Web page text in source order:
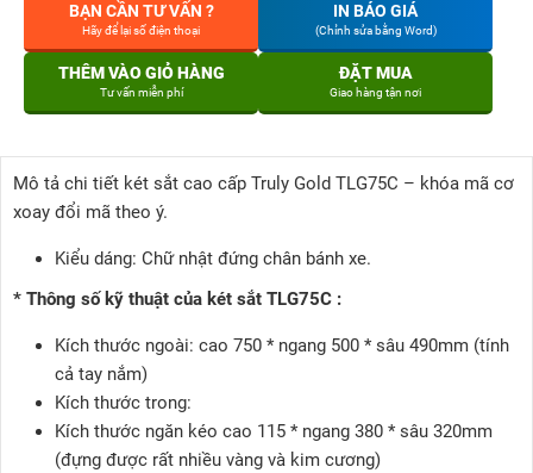
BẠN CẦN TƯ VẤN ?
Hãy để lại số điện thoại
IN BÁO GIÁ
(Chỉnh sửa bằng Word)
THÊM VÀO GIỎ HÀNG
Tư vấn miễn phí
ĐẶT MUA
Giao hàng tận nơi
Mô tả chi tiết két sắt cao cấp Truly Gold TLG75C – khóa mã cơ
xoay đổi mã theo ý.
Kiểu dáng: Chữ nhật đứng chân bánh xe.
* Thông số kỹ thuật của két sắt TLG75C :
Kích thước ngoài: cao 750 * ngang 500 * sâu 490mm (tính
cả tay nắm)
Kích thước trong:
Kích thước ngăn kéo cao 115 * ngang 380 * sâu 320mm
(đựng được rất nhiều vàng và kim cương)